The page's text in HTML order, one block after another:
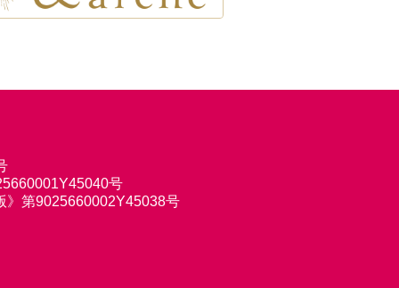
号
第9025660002Y45038号